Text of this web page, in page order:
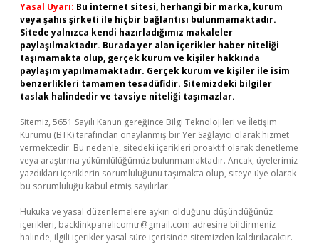
Yasal Uyarı: Bu internet sitesi, herhangi bir marka, kurum
veya şahıs şirketi ile hiçbir bağlantısı bulunmamaktadır.
Sitede yalnızca kendi hazırladığımız makaleler
paylaşılmaktadır. Burada yer alan içerikler haber niteliği
taşımamakta olup, gerçek kurum ve kişiler hakkında
paylaşım yapılmamaktadır. Gerçek kurum ve kişiler ile isim
benzerlikleri tamamen tesadüfidir. Sitemizdeki bilgiler
taslak halindedir ve tavsiye niteliği taşımazlar.
Sitemiz, 5651 Sayılı Kanun gereğince Bilgi Teknolojileri ve İletişim
Kurumu (BTK) tarafından onaylanmış bir Yer Sağlayıcı olarak hizmet
vermektedir. Bu nedenle, sitedeki içerikleri proaktif olarak denetleme
veya araştırma yükümlülüğümüz bulunmamaktadır. Ancak, üyelerimiz
yazdıkları içeriklerin sorumluluğunu taşımakta olup, siteye üye olarak
bu sorumluluğu kabul etmiş sayılırlar.
Hukuka ve yasal düzenlemelere aykırı olduğunu düşündüğünüz
içerikleri, backlinkpanelicomtr@gmail.com adresine bildirmeniz
halinde, ilgili içerikler yasal süre içerisinde sitemizden kaldırılacaktır.